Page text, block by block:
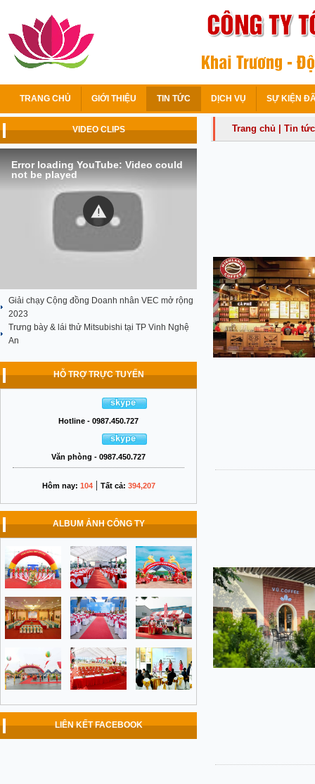
TRANG CHỦ GIỚI THIỆU TIN TỨC DỊCH VỤ SỰ KIỆN
VIDEO CLIPS
Error loading YouTube: Video could
not be played
Giải chạy Cộng đồng Doanh nhân VEC mở rộng
2023
Trưng bày & lái thử Mitsubishi tại TP Vinh Nghệ
An
HỖ TRỢ TRỰC TUYẾN
Hotline - 0987.450.727
Văn phòng - 0987.450.727
Hôm nay: 104| Tất cả: 394,207
ALBUM ẢNH CÔNG TY
LIÊN KẾT FACEBOOK
Trang chủ Tin tức